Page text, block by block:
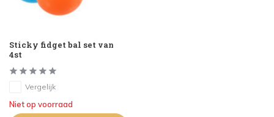
Sticky fidget bal set van
4st
Vergelijk
Niet op voorraad